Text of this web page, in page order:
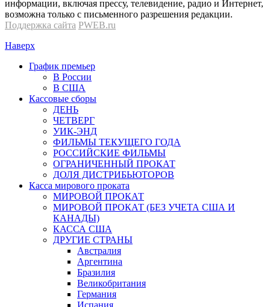
информации, включая прессу, телевидение, радио и Интернет,
возможна только с письменного разрешения редакции.
Поддержка сайта PWEB.ru
Наверх
График премьер
В России
В США
Кассовые сборы
ДЕНЬ
ЧЕТВЕРГ
УИК-ЭНД
ФИЛЬМЫ ТЕКУЩЕГО ГОДА
РОССИЙСКИЕ ФИЛЬМЫ
ОГРАНИЧЕННЫЙ ПРОКАТ
ДОЛЯ ДИСТРИБЬЮТОРОВ
Касса мирового проката
МИРОВОЙ ПРОКАТ
МИРОВОЙ ПРОКАТ (БЕЗ УЧЕТА США И
КАНАДЫ)
КАССА США
ДРУГИЕ СТРАНЫ
Австралия
Аргентина
Бразилия
Великобритания
Германия
Испания